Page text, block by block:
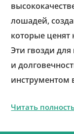
лошадей,
которые ценят
Эти гвозди
и
инструментом
Читать